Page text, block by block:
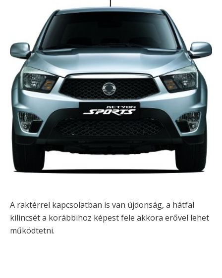
A raktérrel kapcsolatban is van újdonság, a hátfal
kilincsét a korábbihoz képest fele akkora erővel lehet
működtetni.